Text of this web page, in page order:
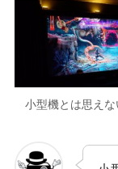
小型機とは思え